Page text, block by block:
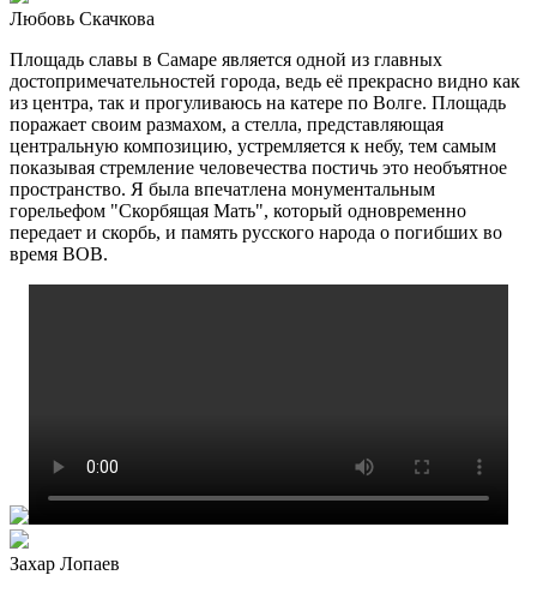
Любовь Скачкова
Площадь славы в Самаре является одной из главных
достопримечательностей города, ведь её прекрасно видно как
из центра, так и прогуливаюсь на катере по Волге. Площадь
поражает своим размахом, а стелла, представляющая
центральную композицию, устремляется к небу, тем самым
показывая стремление человечества постичь это необъятное
пространство. Я была впечатлена монументальным
горельефом "Скорбящая Мать", который одновременно
передает и скорбь, и память русского народа о погибших во
время ВОВ.
Захар Лопаев